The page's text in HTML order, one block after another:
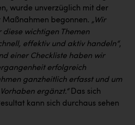
wurde unverzüglich mit der
begonnen. „Wir
diese wichtigen Themen
effektiv und aktiv handeln“,
einer Checkliste haben wir
erfolgreich
ganzheitlich erfasst und um
ergänzt.“Das sich
kann sich durchaus sehen